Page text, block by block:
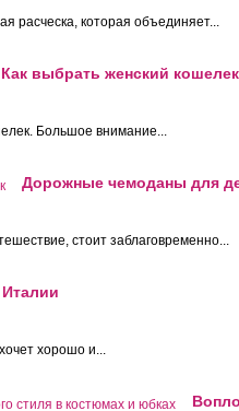
расческа, которая объединяет...
Как выбрать женский
Большое внимание...
Дорожные чемоданы для
стоит заблаговременно...
хорошо и...